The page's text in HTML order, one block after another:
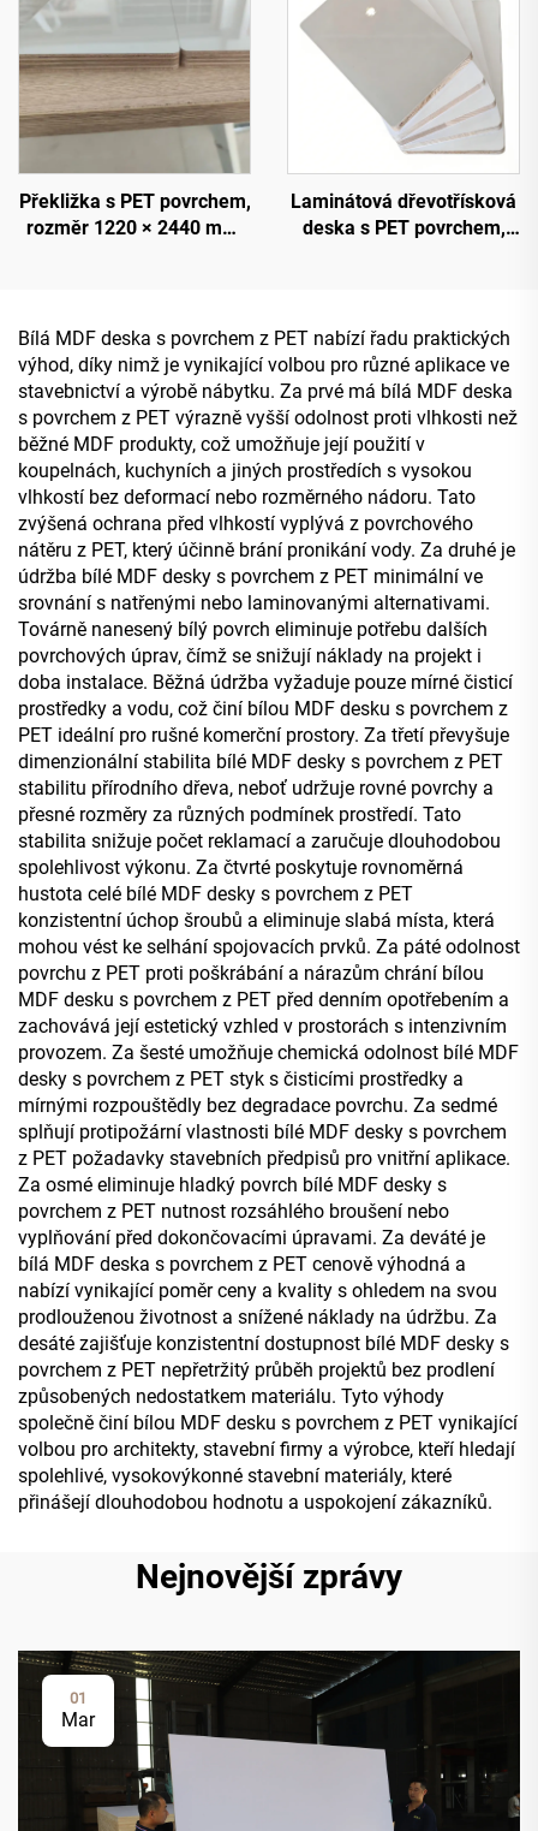
Překližka s PET povrchem,
rozměr 1220 × 2440 mm,
matná, pro kuchyňské
skříně a kuchyně
Laminátová dřevotřísková
deska s PET povrchem,
lesklá a matná, pro
dekoraci kuchyňských
skříní
Bílá MDF deska s povrchem z PET nabízí řadu praktických
výhod, díky nimž je vynikající volbou pro různé aplikace ve
stavebnictví a výrobě nábytku. Za prvé má bílá MDF deska
s povrchem z PET výrazně vyšší odolnost proti vlhkosti než
běžné MDF produkty, což umožňuje její použití v
koupelnách, kuchyních a jiných prostředích s vysokou
vlhkostí bez deformací nebo rozměrného nádoru. Tato
zvýšená ochrana před vlhkostí vyplývá z povrchového
nátěru z PET, který účinně brání pronikání vody. Za druhé je
údržba bílé MDF desky s povrchem z PET minimální ve
srovnání s natřenými nebo laminovanými alternativami.
Továrně nanesený bílý povrch eliminuje potřebu dalších
povrchových úprav, čímž se snižují náklady na projekt i
doba instalace. Běžná údržba vyžaduje pouze mírné čisticí
prostředky a vodu, což činí bílou MDF desku s povrchem z
PET ideální pro rušné komerční prostory. Za třetí převyšuje
dimenzionální stabilita bílé MDF desky s povrchem z PET
stabilitu přírodního dřeva, neboť udržuje rovné povrchy a
přesné rozměry za různých podmínek prostředí. Tato
stabilita snižuje počet reklamací a zaručuje dlouhodobou
spolehlivost výkonu. Za čtvrté poskytuje rovnoměrná
hustota celé bílé MDF desky s povrchem z PET
konzistentní úchop šroubů a eliminuje slabá místa, která
mohou vést ke selhání spojovacích prvků. Za páté odolnost
povrchu z PET proti poškrábání a nárazům chrání bílou
MDF desku s povrchem z PET před denním opotřebením a
zachovává její estetický vzhled v prostorách s intenzivním
provozem. Za šesté umožňuje chemická odolnost bílé MDF
desky s povrchem z PET styk s čisticími prostředky a
mírnými rozpouštědly bez degradace povrchu. Za sedmé
splňují protipožární vlastnosti bílé MDF desky s povrchem
z PET požadavky stavebních předpisů pro vnitřní aplikace.
Za osmé eliminuje hladký povrch bílé MDF desky s
povrchem z PET nutnost rozsáhlého broušení nebo
vyplňování před dokončovacími úpravami. Za deváté je
bílá MDF deska s povrchem z PET cenově výhodná a
nabízí vynikající poměr ceny a kvality s ohledem na svou
prodlouženou životnost a snížené náklady na údržbu. Za
desáté zajišťuje konzistentní dostupnost bílé MDF desky s
povrchem z PET nepřetržitý průběh projektů bez prodlení
způsobených nedostatkem materiálu. Tyto výhody
společně činí bílou MDF desku s povrchem z PET vynikající
volbou pro architekty, stavební firmy a výrobce, kteří hledají
spolehlivé, vysokovýkonné stavební materiály, které
přinášejí dlouhodobou hodnotu a uspokojení zákazníků.
Nejnovější zprávy
01
Mar